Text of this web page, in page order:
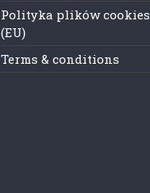
Polityka plików cookies
(EU)
Terms & conditions